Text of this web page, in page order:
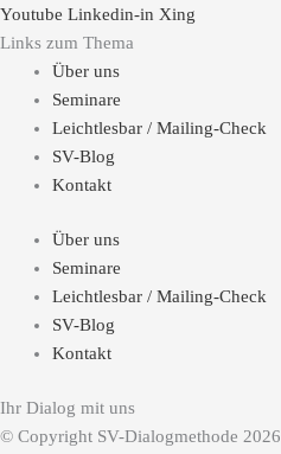
Youtube Linkedin-in Xing
Links zum Thema
Über uns
Seminare
Leichtlesbar / Mailing-Check
SV-Blog
Kontakt
Über uns
Seminare
Leichtlesbar / Mailing-Check
SV-Blog
Kontakt
Ihr Dialog mit uns
© Copyright SV-Dialogmethode 2026